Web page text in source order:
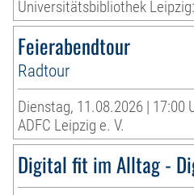
Universitätsbibliothek
Feierabendtour
Radtour
Dienstag, 11.08.2026 | 17:00
ADFC Leipzig e. V.
Digital fit im Alltag -